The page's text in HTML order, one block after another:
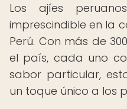
Los ajíes
imprescindible en la
Perú. Con más de
el país, cada uno
sabor particular,
un toque único a los